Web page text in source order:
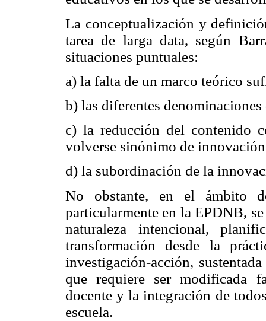
La conceptualización y
tarea de larga data, según
situaciones puntuales:
a) la falta de un marco teórico
b) las diferentes
c) la reducción del contenido
volverse sinónimo de
d) la subordinación de la
No obstante, en el ámbito
particularmente en la EPDNB,
naturaleza intencional,
transformación desde la
investigación-acción,
que requiere ser modificada
docente y la integración de
escuela.